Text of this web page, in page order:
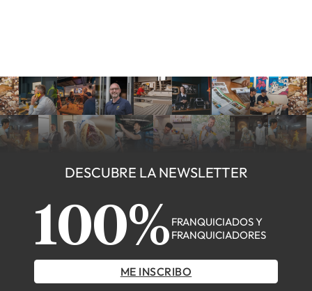
DESCUBRE LA NEWSLETTER
100% FRANQUICIADOS Y
FRANQUICIADORES
ME INSCRIBO